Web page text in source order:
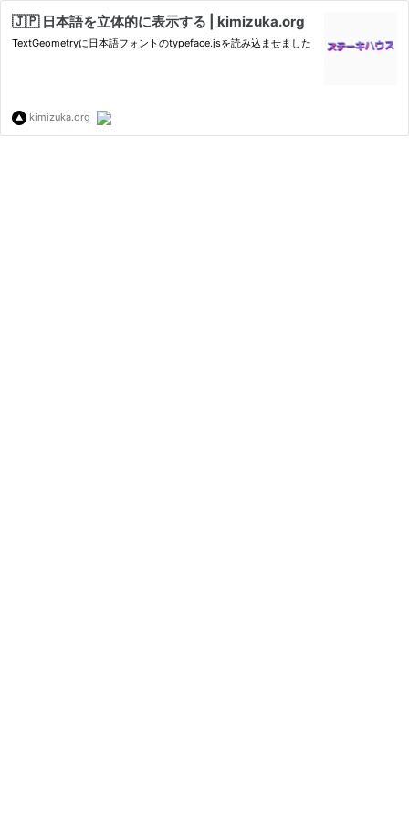
🇯🇵 日本語を立体的に表示する | kimizuka.org
TextGeometryに日本語フォントのtypeface.jsを読み込ませました
kimizuka.org